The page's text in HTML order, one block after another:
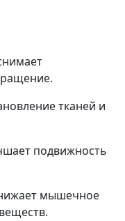
тканей и
подвижность
мышечное